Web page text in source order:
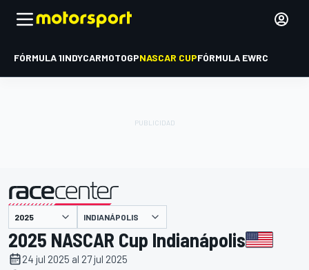
FÓRMULA 1INDYCARMOTOGPNASCAR CUPFÓRMULA EWRC
presentado por INDIANÁPOLIS
2025 NASCAR Cup Indianápolis
24 jul 2025 al 27 jul 2025